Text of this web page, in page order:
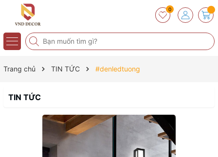
0
Trang chủ TIN TỨC #denledtuong
TIN TỨC